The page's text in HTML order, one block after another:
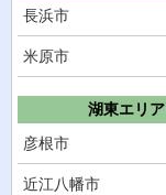
長浜市
米原市
湖東エリア
彦根市
近江八幡市